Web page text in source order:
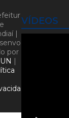
VÍDEOS
|
por
|